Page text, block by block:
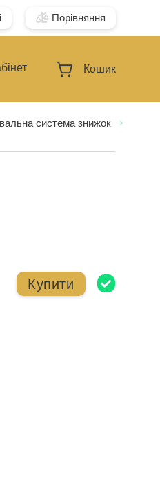
Порівняння
Кошик
система знижок
Купити